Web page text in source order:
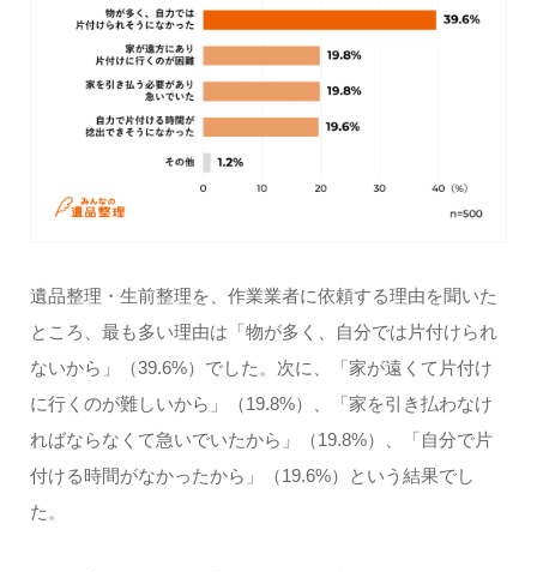
遺品整理・生前整理を、作業業者に依頼する理由を聞いた
ところ、最も多い理由は「物が多く、自分では片付けられ
ないから」（39.6%）でした。次に、「家が遠くて片付け
に行くのが難しいから」（19.8%）、「家を引き払わなけ
ればならなくて急いでいたから」（19.8%）、「自分で片
付ける時間がなかったから」（19.6%）という結果でし
た。